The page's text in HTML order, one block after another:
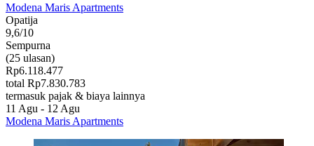
Modena Maris Apartments
Opatija
9,6/10
Sempurna
(25 ulasan)
Rp6.118.477
total Rp7.830.783
termasuk pajak & biaya lainnya
11 Agu - 12 Agu
Modena Maris Apartments